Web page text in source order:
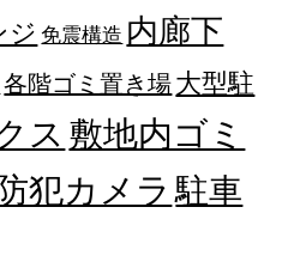
ジ 免震構造 内廊下
各階ゴミ置き場大型駐
ス 敷地内ゴミ
犯カメラ 駐車